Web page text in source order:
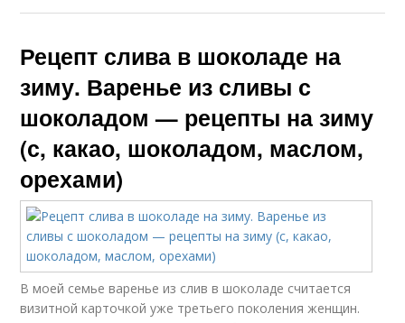
Рецепт слива в шоколаде на
зиму. Варенье из сливы с
шоколадом — рецепты на зиму
(с, какао, шоколадом, маслом,
орехами)
В моей семье варенье из слив в шоколаде считается
визитной карточкой уже третьего поколения женщин.